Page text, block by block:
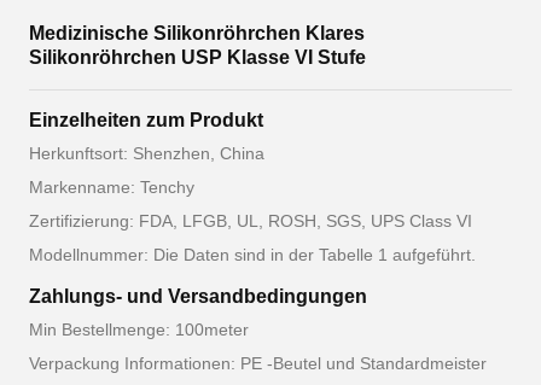
Medizinische Silikonröhrchen Klares
Silikonröhrchen USP Klasse VI Stufe
Einzelheiten zum Produkt
Herkunftsort: Shenzhen, China
Markenname: Tenchy
Zertifizierung: FDA, LFGB, UL, ROSH, SGS, UPS Class VI
Modellnummer: Die Daten sind in der Tabelle 1 aufgeführt.
Zahlungs- und Versandbedingungen
Min Bestellmenge: 100meter
Verpackung Informationen: PE -Beutel und Standardmeister